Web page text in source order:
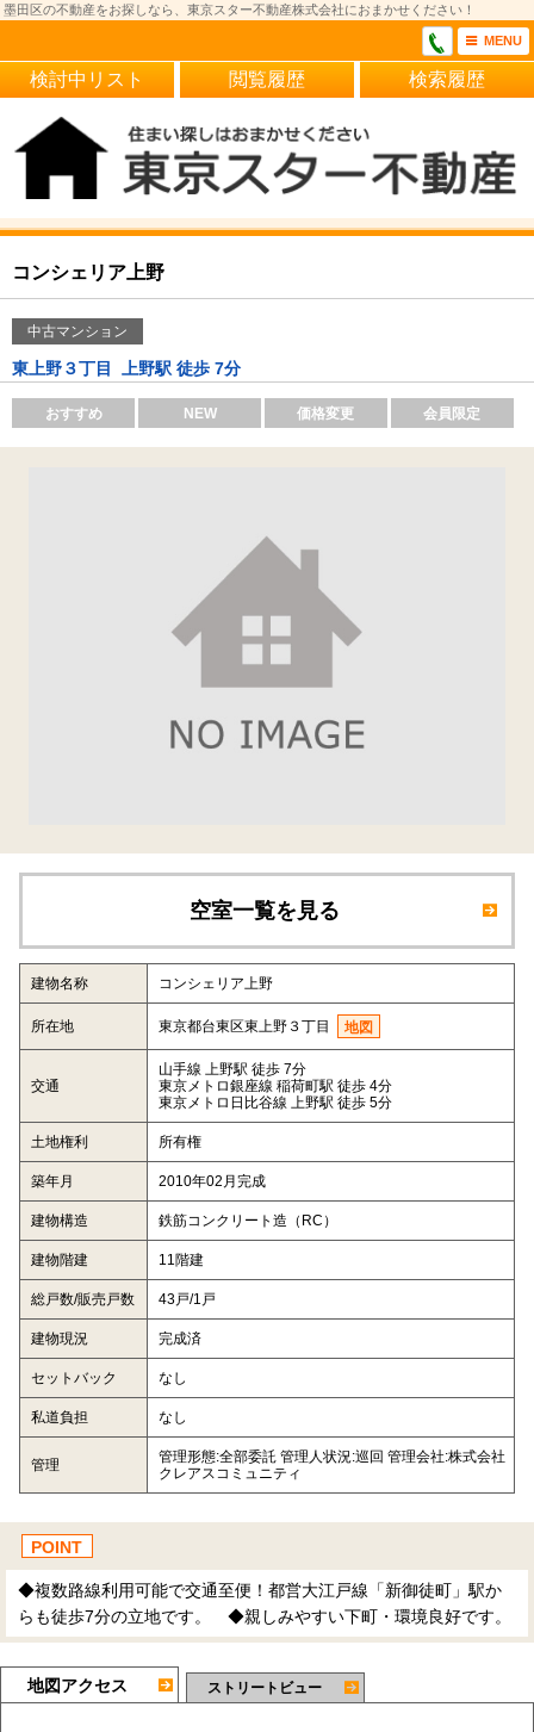
墨田区の不動産をお探しなら、東京スター不動産株式会社におまかせください！
MENU
検討中リスト 閲覧履歴 検索履歴
コンシェリア上野
中古マンション
東上野３丁目 上野駅 徒歩 7分
おすすめ NEW 価格変更 会員限定
空室一覧を見る
建物名称 コンシェリア上野
所在地 東京都台東区東上野３丁目 地図
交通
山手線 上野駅 徒歩 7分
東京メトロ銀座線 稲荷町駅 徒歩 4分
東京メトロ日比谷線 上野駅 徒歩 5分
土地権利 所有権
築年月 2010年02月完成
建物構造 鉄筋コンクリート造（RC）
建物階建 11階建
総戸数/販売戸数 43戸/1戸
建物現況 完成済
セットバック なし
私道負担 なし
管理
管理形態:全部委託 管理人状況:巡回 管理会社:株式会社
クレアスコミュニティ
POINT
◆複数路線利用可能で交通至便！都営大江戸線「新御徒町」駅か
らも徒歩7分の立地です。 ◆親しみやすい下町・環境良好です。
地図アクセス ストリートビュー